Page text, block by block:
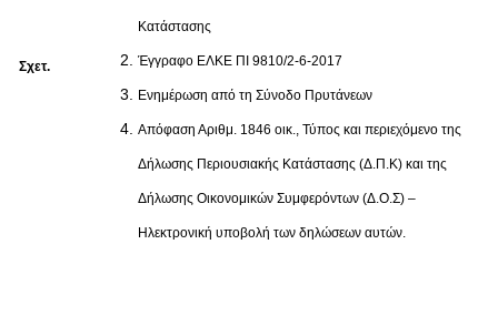
Σχετ.
Κατάστασης
Έγγραφο ΕΛΚΕ ΠΙ 9810/2-6-2017
Ενημέρωση από τη Σύνοδο Πρυτάνεων
Απόφαση Αριθμ. 1846 οικ., Τύπος και περιεχόμενο της
Δήλωσης Περιουσιακής Κατάστασης (Δ.Π.Κ) και της
Δήλωσης Οικονομικών Συμφερόντων (Δ.Ο.Σ) –
Ηλεκτρονική υποβολή των δηλώσεων αυτών.